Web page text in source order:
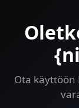
Ota käyttöön